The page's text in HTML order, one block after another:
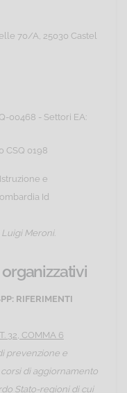
70/A, 25030 Castel
00468 - Settori EA:
CSQ 0198
e
Id
Luigi Meroni.
RIFERIMENTI
32, COMMA 6
prevenzione e
di aggiornamento
Stato-regioni di cui